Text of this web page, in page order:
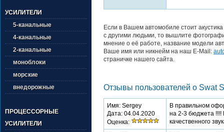
УСИЛИТЕЛИ
5-канальные
4-канальные
2-канальные
моноблоки
морские
внедорожные
ПРОЦЕССОРНЫЕ
УСИЛИТЕЛИ
Если в Вашем автомобиле стоит
с другими людьми, то вышлите
мнение о её работе, название модели
Ваше имя или никнейм на наш E-Mail:
страничке нашего сайта.
Отзывы пользователей о Swat
Имя: Sergey
Дата: 04.04.2020
Оценка:
В правильном
на 2-3 бюджета !!!!
качественного